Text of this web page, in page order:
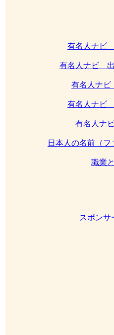
有名人ナビ
有名人ナビ
有名人ナ
有名人ナビ
有名人ナ
日本人の名前（フ
職業
スポンサ